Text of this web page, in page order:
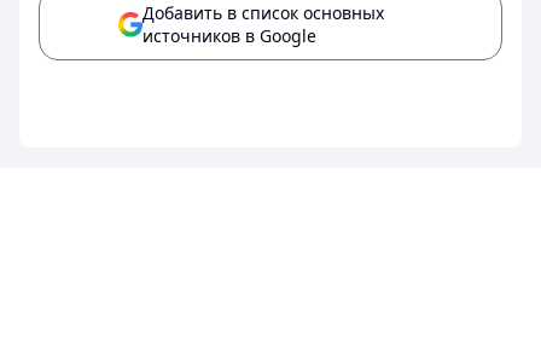
Добавить в список основных
источников в Google